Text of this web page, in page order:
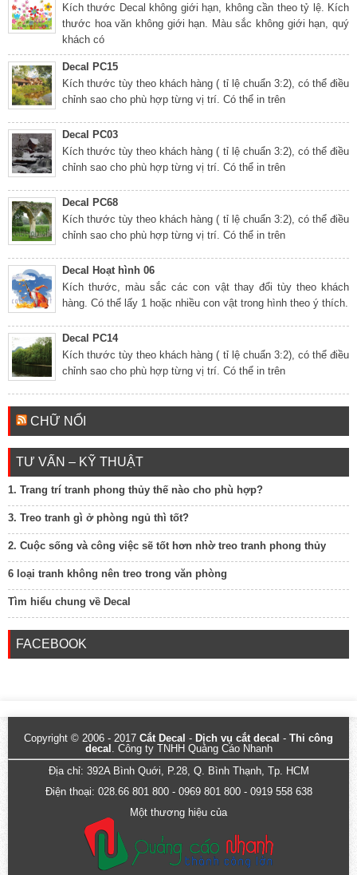
Kích thước Decal không giới hạn, không cần theo tỷ lệ. Kích
thước hoa văn không giới hạn. Màu sắc không giới hạn, quý
khách có
Decal PC15
Kích thước tùy theo khách hàng ( tỉ lệ chuẩn 3:2), có thể điều
chỉnh sao cho phù hợp từng vị trí. Có thể in trên
Decal PC03
Kích thước tùy theo khách hàng ( tỉ lệ chuẩn 3:2), có thể điều
chỉnh sao cho phù hợp từng vị trí. Có thể in trên
Decal PC68
Kích thước tùy theo khách hàng ( tỉ lệ chuẩn 3:2), có thể điều
chỉnh sao cho phù hợp từng vị trí. Có thể in trên
Decal Hoạt hình 06
Kích thước, màu sắc các con vật thay đổi tùy theo khách
hàng. Có thể lấy 1 hoặc nhiều con vật trong hình theo ý thích.
Decal PC14
Kích thước tùy theo khách hàng ( tỉ lệ chuẩn 3:2), có thể điều
chỉnh sao cho phù hợp từng vị trí. Có thể in trên
CHỮ NỔI
TƯ VẤN – KỸ THUẬT
1. Trang trí tranh phong thủy thế nào cho phù hợp?
3. Treo tranh gì ở phòng ngủ thì tốt?
2. Cuộc sống và công việc sẽ tốt hơn nhờ treo tranh phong thủy
6 loại tranh không nên treo trong văn phòng
Tìm hiểu chung về Decal
FACEBOOK
Copyright © 2006 - 2017 Cắt Decal - Dịch vụ cắt decal - Thi công
decal . Công ty TNHH Quảng Cáo Nhanh
Địa chỉ: 392A Bình Quới, P.28, Q. Bình Thạnh, Tp. HCM
Điện thoại: 028.66 801 800 - 0969 801 800 - 0919 558 638
Một thương hiệu của